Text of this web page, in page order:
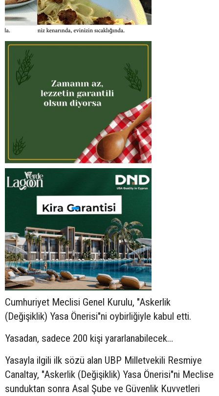
Cumhuriyet Meclisi Genel Kurulu, "Askerlik
(Değişiklik) Yasa Önerisi"ni oybirliğiyle kabul etti.
Yasadan, sadece 200 kişi yararlanabilecek…
Yasayla ilgili ilk sözü alan UBP Milletvekili Resmiye
Canaltay, "Askerlik (Değişiklik) Yasa Önerisi"ni Meclise
sunduktan sonra Asal Şube ve Güvenlik Kuvvetleri